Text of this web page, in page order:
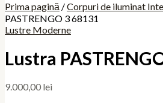
Prima pagină /Corpuri de iluminat
PASTRENGO 3 68131
Lustre Moderne
Lustra
9.000,00 lei